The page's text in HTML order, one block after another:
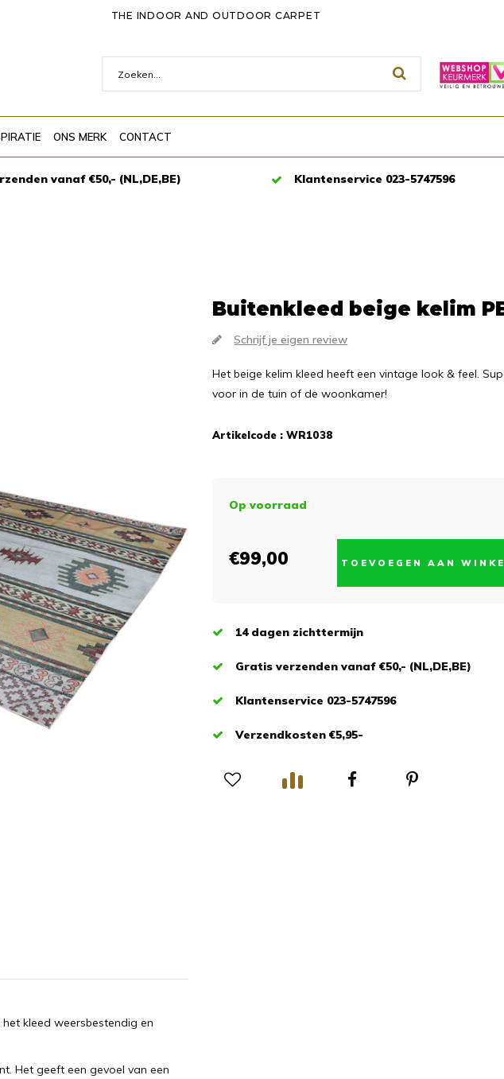
THE INDOOR AND OUTDOOR CARPET
ONS MERK CONTACT
vanaf €50,- (NL,DE,BE) Klantenservice 023-5747596
kleed weersbestendig en
Het geeft een gevoel van een
Buitenkleed beige kelim
Schrijf je eigen review
Het beige kelim kleed heeft een vintage look & feel.
voor in de tuin of de woonkamer!
Artikelcode : WR1038
Op voorraad
€99,00 TOEVOEGEN AAN
14 dagen zichttermijn
Gratis verzenden vanaf €50,- (NL,DE,BE)
Klantenservice 023-5747596
Verzendkosten €5,95-